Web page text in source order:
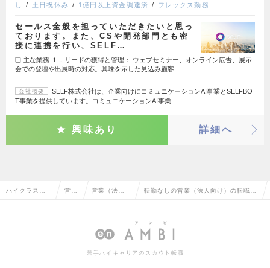
し
土日祝休み 1億円以上資金調達済 フレックス勤務
セールス全般を担っていただきたいと思っ
ております。また、CSや開発部門とも密
接に連携を行い、SELF…
❑ 主な業務 １．リードの獲得と管理： ウェブセミナー、オンライン広告、展示
会での登壇や出展時の対応。興味を示した見込み顧客…
会社概要
SELF株式会社は、企業向けにコミュニケーションAI事業とSELFBO
T事業を提供しています。コミュニケーションAI事業…
興味あり 詳細へ
ハイクラス求 営業 営業（法人 転勤なしの営業（法人向け）の転職・
若手ハイキャリアのスカウト転職